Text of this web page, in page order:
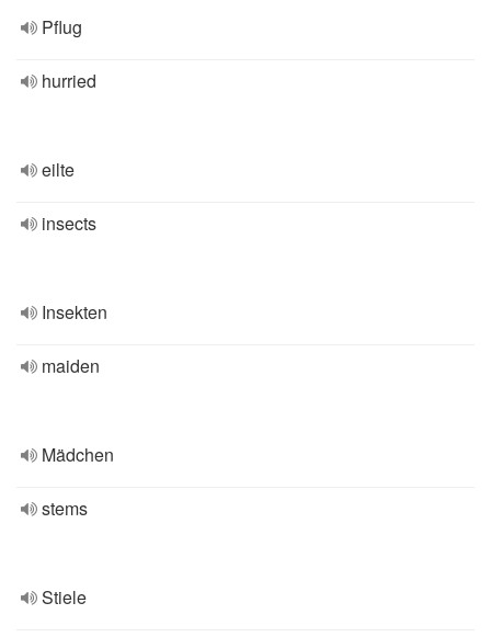
Pflug
hurried
eilte
insects
Insekten
maiden
Mädchen
stems
Stiele